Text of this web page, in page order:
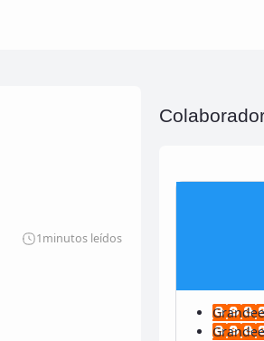
1minutos leídos
Grandee